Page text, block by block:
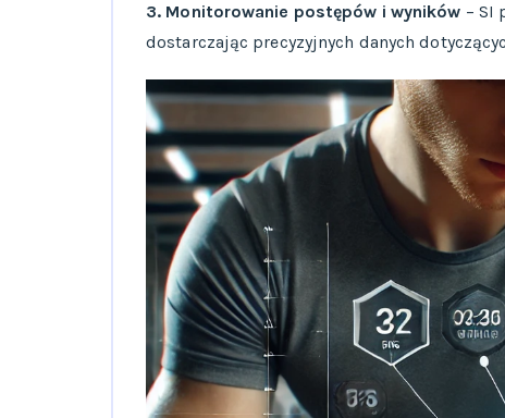
3. Monitorowanie postępów i wyników – SI
dostarczając precyzyjnych danych